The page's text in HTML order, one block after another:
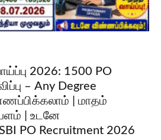
2026: 1500 PO
– Any Degree
| மாதம்
| உடனே
PO Recruitment 2026